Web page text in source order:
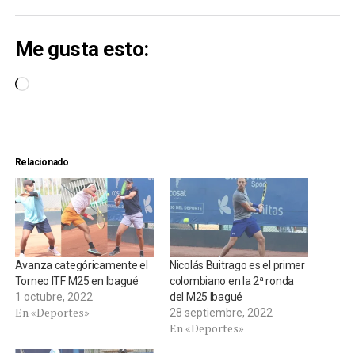
Me gusta esto:
Cargando...
Relacionado
Avanza categóricamente el
Torneo ITF M25 en Ibagué
1 octubre, 2022
En «Deportes»
Nicolás Buitrago es el primer
colombiano en la 2ª ronda
del M25 Ibagué
28 septiembre, 2022
En «Deportes»